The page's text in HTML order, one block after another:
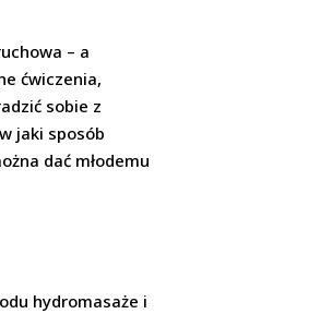
– a
ćwiczenia,
sobie z
jaki sposób
dać młodemu
hydromasaże i